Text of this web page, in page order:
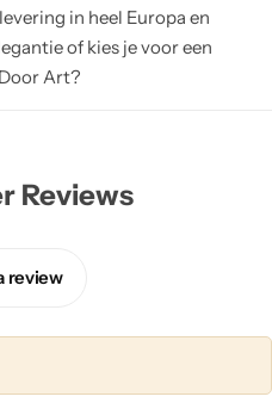
in heel Europa en
of kies je voor een
Art?
Reviews
review